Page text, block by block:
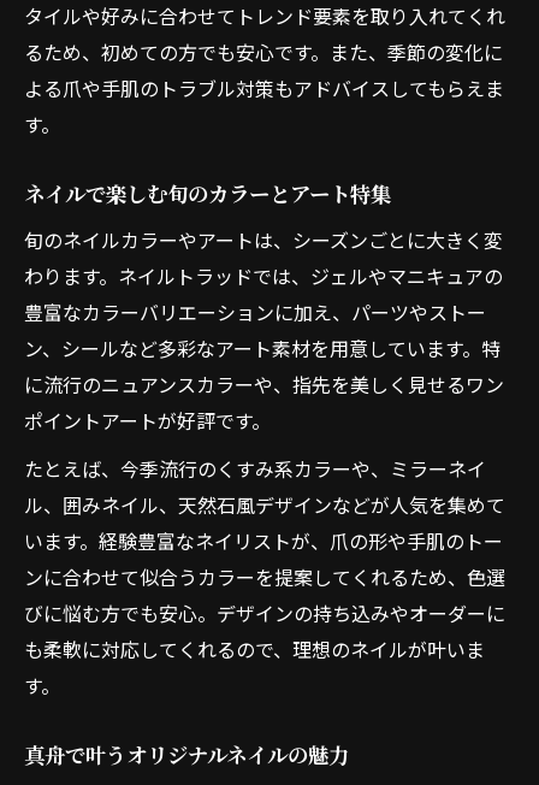
タイルや好みに合わせてトレンド要素を取り入れてくれ
るため、初めての方でも安心です。また、季節の変化に
よる爪や手肌のトラブル対策もアドバイスしてもらえま
す。
ネイルで楽しむ旬のカラーとアート特集
旬のネイルカラーやアートは、シーズンごとに大きく変
わります。ネイルトラッドでは、ジェルやマニキュアの
豊富なカラーバリエーションに加え、パーツやストー
ン、シールなど多彩なアート素材を用意しています。特
に流行のニュアンスカラーや、指先を美しく見せるワン
ポイントアートが好評です。
たとえば、今季流行のくすみ系カラーや、ミラーネイ
ル、囲みネイル、天然石風デザインなどが人気を集めて
います。経験豊富なネイリストが、爪の形や手肌のトー
ンに合わせて似合うカラーを提案してくれるため、色選
びに悩む方でも安心。デザインの持ち込みやオーダーに
も柔軟に対応してくれるので、理想のネイルが叶いま
す。
真舟で叶うオリジナルネイルの魅力